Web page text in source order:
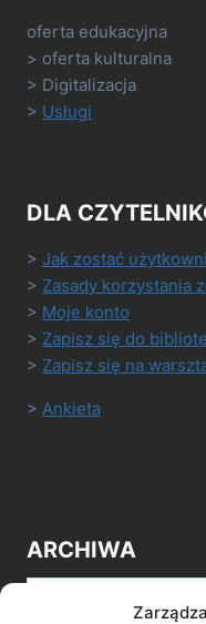
oferta edukacyjna
> oferta kulturalna
> Digitalizacja
> Usługi
DLA
> Jak zostać
> Zasady korzystania
> Moje konto
> Zapisz się do
> Zapisz się na
> Ankieta
ARCHIWA
Archiwa